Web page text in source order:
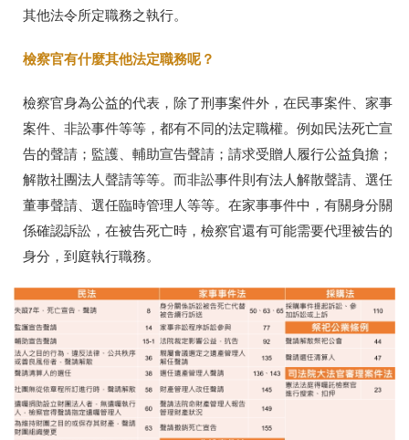
其他法令所定職務之執行。
檢察官有什麼其他法定職務呢？
檢察官身為公益的代表，除了刑事案件外，在民事案件、家事
案件、非訟事件等等，都有不同的法定職權。例如民法死亡宣
告的聲請；監護、輔助宣告聲請；請求受贈人履行公益負擔；
解散社團法人聲請等等。而非訟事件則有法人解散聲請、選任
董事聲請、選任臨時管理人等等。在家事事件中，有關身分關
係確認訴訟，在被告死亡時，檢察官還有可能需要代理被告的
身分，到庭執行職務。